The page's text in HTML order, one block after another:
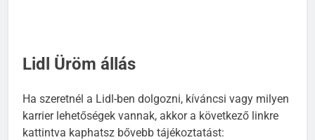
Lidl Üröm állás
Ha szeretnél a Lidl-ben dolgozni, kíváncsi vagy milyen
karrier lehetőségek vannak, akkor a következő linkre
kattintva kaphatsz bővebb tájékoztatást: